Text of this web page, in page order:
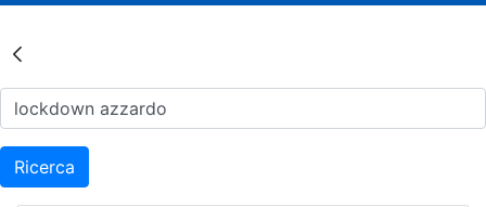
Risultati della Ricerca -
Ricerca